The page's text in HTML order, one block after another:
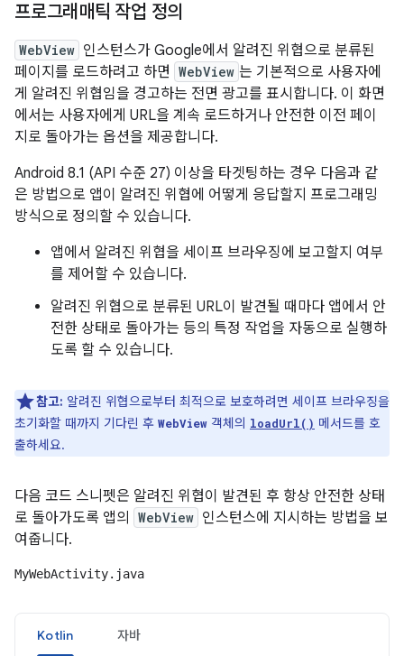
프로그래매틱 작업 정의
WebView 인스턴스가 Google에서 알려진 위협으로 분류된
페이지를 로드하려고 하면 WebView 는 기본적으로 사용자에
게 알려진 위협임을 경고하는 전면 광고를 표시합니다. 이 화면
에서는 사용자에게 URL을 계속 로드하거나 안전한 이전 페이
지로 돌아가는 옵션을 제공합니다.
Android 8.1 (API 수준 27) 이상을 타겟팅하는 경우 다음과 같
은 방법으로 앱이 알려진 위협에 어떻게 응답할지 프로그래밍
방식으로 정의할 수 있습니다.
앱에서 알려진 위협을 세이프 브라우징에 보고할지 여부
를 제어할 수 있습니다.
알려진 위협으로 분류된 URL이 발견될 때마다 앱에서 안
전한 상태로 돌아가는 등의 특정 작업을 자동으로 실행하
도록 할 수 있습니다.
참고: 알려진 위협으로부터 최적으로 보호하려면 세이프 브라우징을
초기화할 때까지 기다린 후 WebView 객체의 loadUrl() 메서드를 호
출하세요.
다음 코드 스니펫은 알려진 위협이 발견된 후 항상 안전한 상태
로 돌아가도록 앱의
WebView 인스턴스에 지시하는 방법을 보
여줍니다.
MyWebActivity.java
Kotlin 자바